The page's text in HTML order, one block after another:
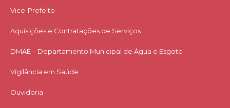
Vice-Prefeito
Aquisições e Contratações de Serviços​
DMAE – Departamento Municipal de Água e Esgoto
Vigilância em Saúde
Ouvidoria